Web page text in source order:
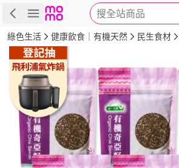
搜全站商品
商品 評價 詳情
綠色生活 健康飲食｜有機天然 民生食材